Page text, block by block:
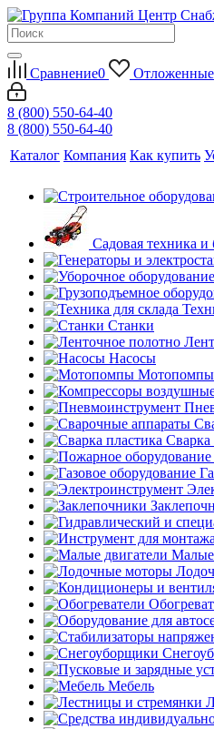
Сравнение0 Отложенные
8 (800) 550-64-40
8 (800) 550-64-40
Каталог Компания Как купить
Садовая техника и
Станки
Насосы
Мотопомпы
Сварка
Малые
Мебель